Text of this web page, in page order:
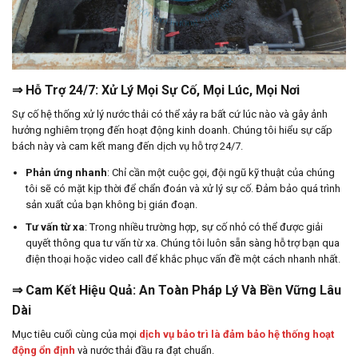
⇒ Hỗ Trợ 24/7: Xử Lý Mọi Sự Cố, Mọi Lúc, Mọi Nơi
Sự cố hệ thống xử lý nước thải có thể xảy ra bất cứ lúc nào và gây ảnh
hưởng nghiêm trọng đến hoạt động kinh doanh. Chúng tôi hiểu sự cấp
bách này và cam kết mang đến dịch vụ hỗ trợ 24/7.
Phản ứng nhanh: Chỉ cần một cuộc gọi, đội ngũ kỹ thuật của chúng
tôi sẽ có mặt kịp thời để chẩn đoán và xử lý sự cố. Đảm bảo quá trình
sản xuất của bạn không bị gián đoạn.
Tư vấn từ xa: Trong nhiều trường hợp, sự cố nhỏ có thể được giải
quyết thông qua tư vấn từ xa. Chúng tôi luôn sẵn sàng hỗ trợ bạn qua
điện thoại hoặc video call để khắc phục vấn đề một cách nhanh nhất.
⇒ Cam Kết Hiệu Quả: An Toàn Pháp Lý Và Bền Vững Lâu
Dài
Mục tiêu cuối cùng của mọi dịch vụ bảo trì là đảm bảo hệ thống hoạt
động ổn định và nước thải đầu ra đạt chuẩn.